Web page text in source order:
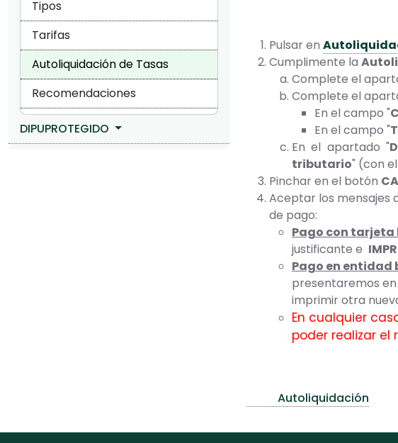
Tipos
Tarifas
Autoliquidación de Tasas
Recomendaciones
DIPUPROTEGIDO
Pulsar en
Cumplimente la
Complete el
Complete el
En el campo "
En el campo "
En el apartado "
tributario" (con
Pinchar en el botón
Aceptar los mensajes
de pago:
Pago con
justificante e
Pago en entidad
presentaremos
imprimir otra
En cualquier
poder realizar el
Autoliquidación